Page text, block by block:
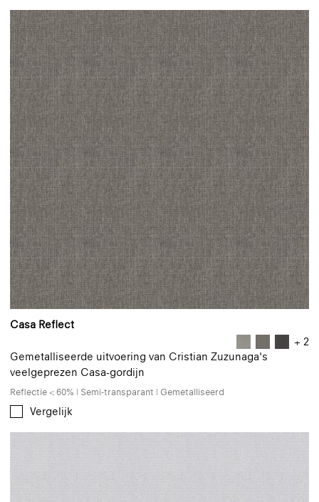
Casa Reflect
+ 2
Gemetalliseerde uitvoering van Cristian Zuzunaga's
veelgeprezen Casa-gordijn
Reflectie < 60% | Semi-transparant | Gemetalliseerd
Vergelijk